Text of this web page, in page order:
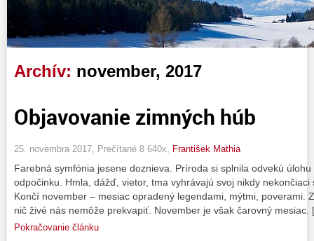
Komerčné blogy
Archív: november, 2017
Objavovanie zimných húb
25. novembra 2017, Prečítané 8 640x, František Mathia
Farebná symfónia jesene doznieva. Príroda si splnila odvekú
odpočinku. Hmla, dážď, vietor, tma vyhrávajú svoj nikdy
Končí november – mesiac opradený legendami, mýtmi, poverami.
nič živé nás nemôže prekvapiť. November je však čarovný
Pokračovanie článku